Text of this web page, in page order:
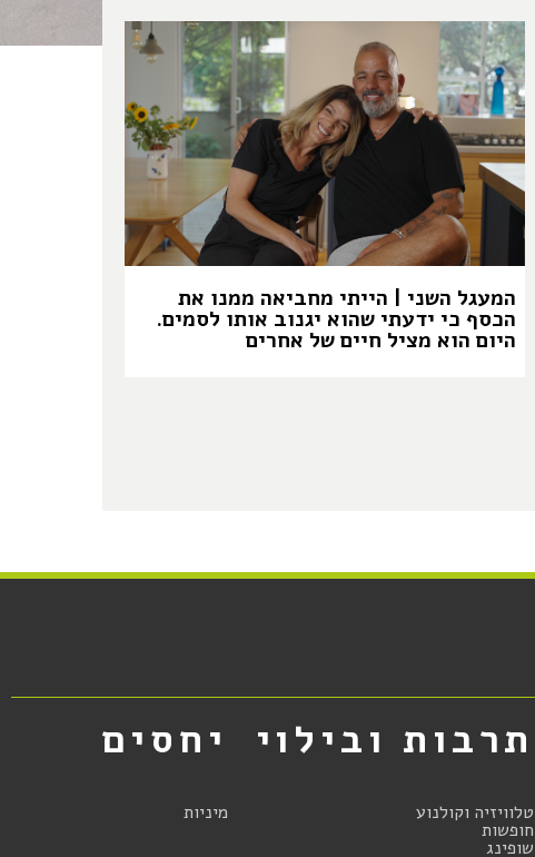
המעגל השני | הייתי מחביאה ממנו את
הכסף כי ידעתי שהוא יגנוב אותו לסמים.
היום הוא מציל חיים של אחרים
תרבות ובילוי
טלוויזיה וקולנוע
חופשות
שופינג
יחסים
מיניות